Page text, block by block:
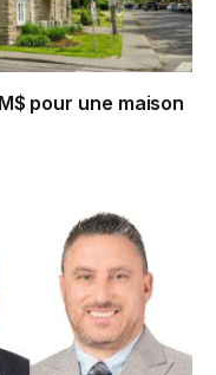
pour une maison